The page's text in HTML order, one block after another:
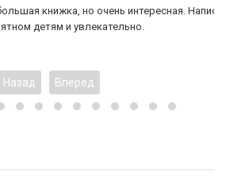
интересная. Написана на языке,
Назад Вперед